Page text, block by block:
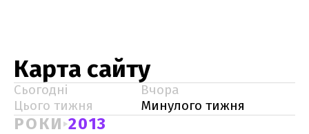
Карта сайту
Сьогодні
Вчора
Цього тижня
Минулого тижня
РОКИ 2013